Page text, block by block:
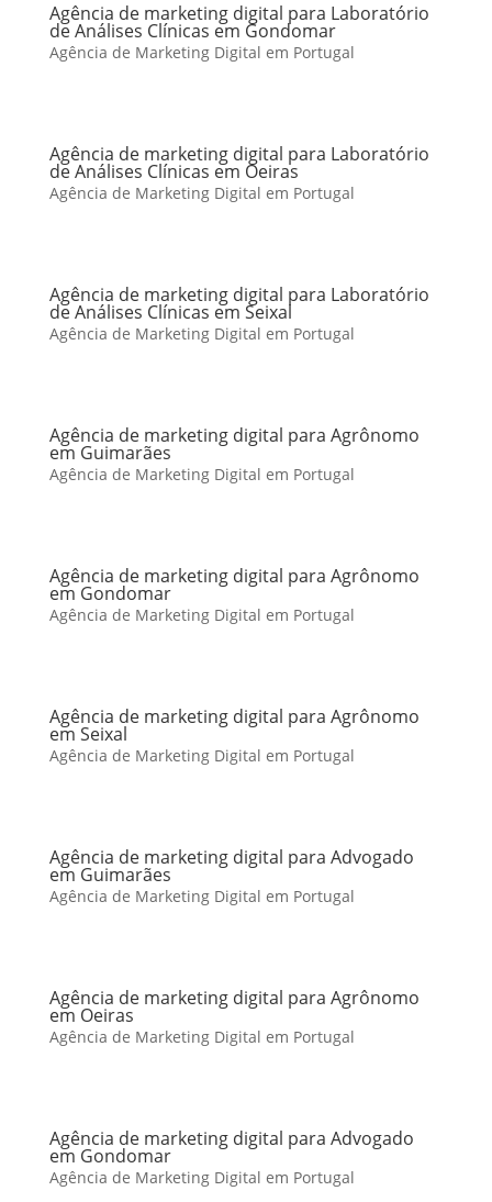
Agência de marketing digital para Laboratório
de Análises Clínicas em Gondomar
Agência de Marketing Digital em Portugal
Agência de marketing digital para Laboratório
de Análises Clínicas em Oeiras
Agência de Marketing Digital em Portugal
Agência de marketing digital para Laboratório
de Análises Clínicas em Seixal
Agência de Marketing Digital em Portugal
Agência de marketing digital para Agrônomo
em Guimarães
Agência de Marketing Digital em Portugal
Agência de marketing digital para Agrônomo
em Gondomar
Agência de Marketing Digital em Portugal
Agência de marketing digital para Agrônomo
em Seixal
Agência de Marketing Digital em Portugal
Agência de marketing digital para Advogado
em Guimarães
Agência de Marketing Digital em Portugal
Agência de marketing digital para Agrônomo
em Oeiras
Agência de Marketing Digital em Portugal
Agência de marketing digital para Advogado
em Gondomar
Agência de Marketing Digital em Portugal